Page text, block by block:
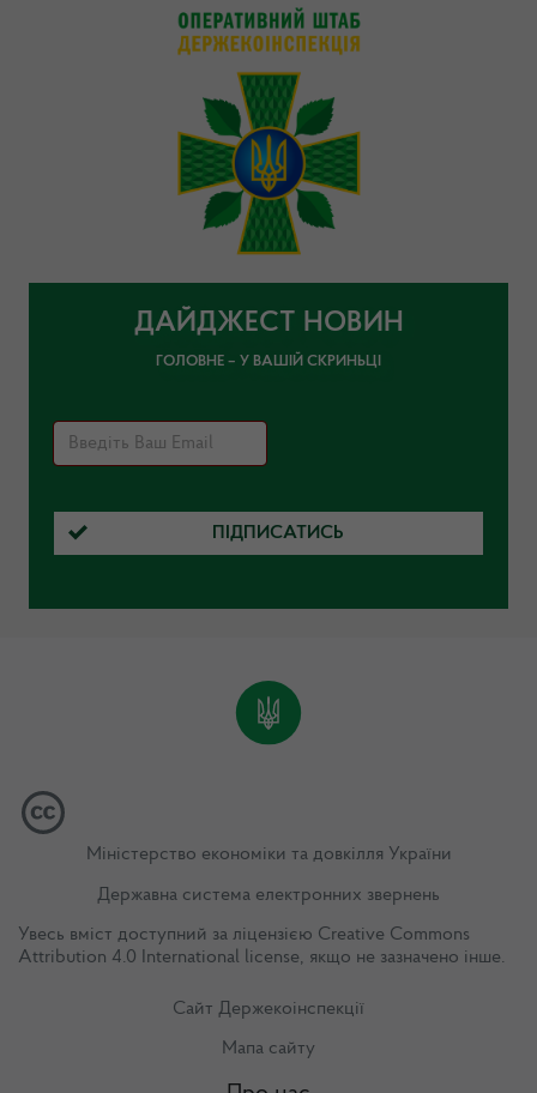
ДАЙДЖЕСТ НОВИН
ГОЛОВНЕ – У ВАШІЙ СКРИНЬЦІ
ПІДПИСАТИСЬ
Міністерство економіки та довкілля України
Державна система електронних звернень
Увесь вміст доступний за ліцензією Creative Commons
Attribution 4.0 International license, якщо не зазначено інше.
Сайт Держекоінспекції
Мапа сайту